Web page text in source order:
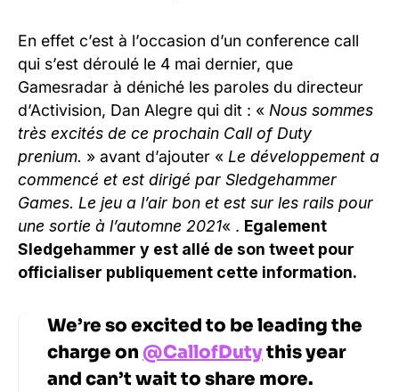
En effet c’est à l’occasion d’un conference call
qui s’est déroulé le 4 mai dernier, que
Gamesradar à déniché les paroles du directeur
d’Activision, Dan Alegre qui dit : « Nous sommes
très excités de ce prochain Call of Duty
prenium. » avant d’ajouter « Le développement a
commencé et est dirigé par Sledgehammer
Games. Le jeu a l’air bon et est sur les rails pour
une sortie à l’automne 2021« . Egalement
Sledgehammer y est allé de son tweet pour
officialiser publiquement cette information.
We’re so excited to be leading the
charge on @CallofDutythis year
and can’t wait to share more.